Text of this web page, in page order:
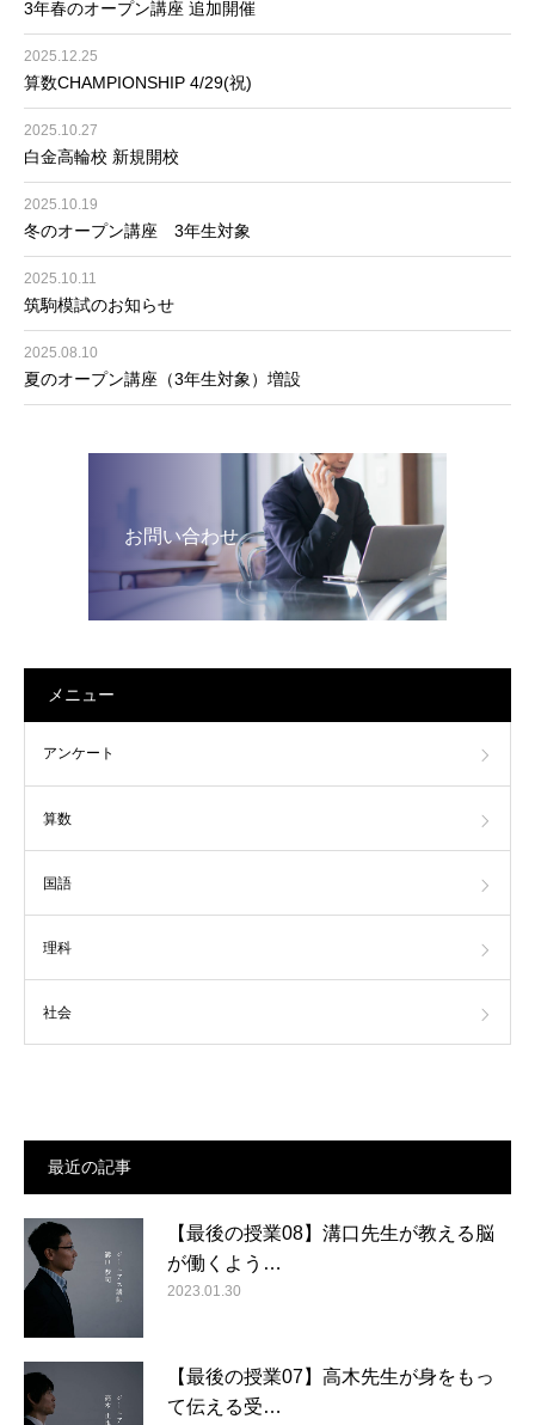
3年春のオープン講座 追加開催
2025.12.25
算数CHAMPIONSHIP 4/29(祝)
2025.10.27
白金高輪校 新規開校
2025.10.19
冬のオープン講座 3年生対象
2025.10.11
筑駒模試のお知らせ
2025.08.10
夏のオープン講座（3年生対象）増設
お問い合わせ
メニュー
アンケート
算数
国語
理科
社会
最近の記事
【最後の授業08】溝口先生が教える脳
が働くよう…
2023.01.30
【最後の授業07】高木先生が身をもっ
て伝える受…